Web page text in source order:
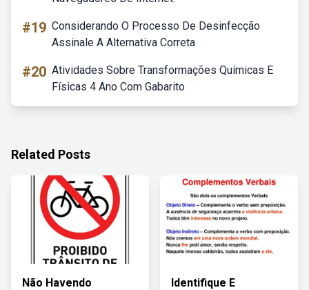
#19 Considerando O Processo De Desinfecção
Assinale A Alternativa Correta
#20 Atividades Sobre Transformações Químicas E
Físicas 4 Ano Com Gabarito
Related Posts
Não Havendo
Identifique E